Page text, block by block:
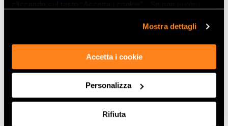
Mostra dettagli
Accetta i cookie
Personalizza
Rifiuta